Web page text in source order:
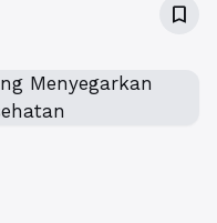
bookmark_border